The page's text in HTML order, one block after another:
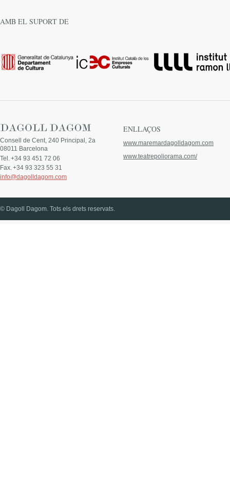
AMB EL SUPORT DE
Consell de Cent, 240 Principal, 2a
08011 Barcelona
Tel.+34 93 451 72 06
Fax.+34 93 323 55 31
info@dagolldagom.com
ENLLAÇOS
www.maremardagolldagom.com
www.teatrepoliorama.com/
© Dagoll Dagom. Tots els drets reservats.